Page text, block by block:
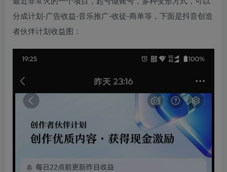
分成计划-广告收益-音乐推广-收徒-商单等，下面是抖音创造
者伙伴计划收益图：